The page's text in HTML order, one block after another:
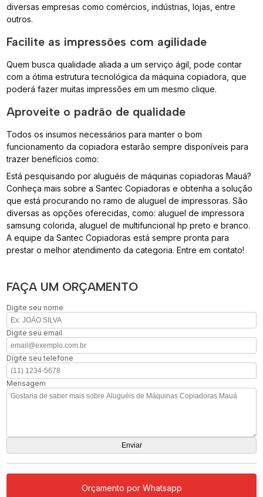
diversas empresas como comércios, indústrias, lojas, entre
outros.
Facilite as impressões com agilidade
Quem busca qualidade aliada a um serviço ágil, pode contar
com a ótima estrutura tecnológica da máquina copiadora, que
poderá fazer muitas impressões em um mesmo clique.
Aproveite o padrão de qualidade
Todos os insumos necessários para manter o bom
funcionamento da copiadora estarão sempre disponíveis para
trazer benefícios como:
Está pesquisando por aluguéis de máquinas copiadoras Mauá?
Conheça mais sobre a Santec Copiadoras e obtenha a solução
que está procurando no ramo de aluguel de impressoras. São
diversas as opções oferecidas, como: aluguel de impressora
samsung colorida, aluguel de multifuncional hp preto e branco.
A equipe da Santec Copiadoras está sempre pronta para
prestar o melhor atendimento da categoria. Entre em contato!
FAÇA UM ORÇAMENTO
Digite seu nome
Digite seu email
Digite seu telefone
Mensagem
Orçamento por Whatsapp